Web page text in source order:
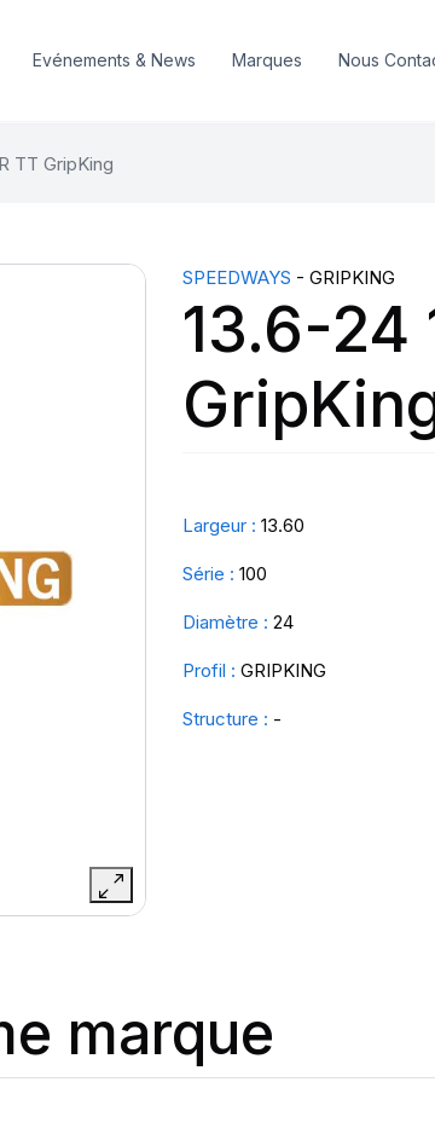
Evénements & News Marques Nous
TT GripKing
SPEEDWAYS - GRIPKING
13.6-24
Largeur : 13.60
Série : 100
Diamètre : 24
Profil : GRIPKING
Structure : -
marque